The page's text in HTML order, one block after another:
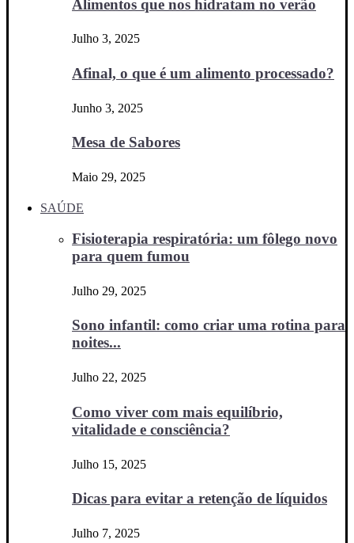
Alimentos que nos hidratam no verão
Julho 3, 2025
Afinal, o que é um alimento processado?
Junho 3, 2025
Mesa de Sabores
Maio 29, 2025
SAÚDE
Fisioterapia respiratória: um fôlego novo
para quem fumou
Julho 29, 2025
Sono infantil: como criar uma rotina para
noites...
Julho 22, 2025
Como viver com mais equilíbrio,
vitalidade e consciência?
Julho 15, 2025
Dicas para evitar a retenção de líquidos
Julho 7, 2025